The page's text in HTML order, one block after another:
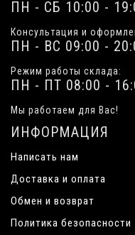
ПН - СБ 10:00 -
Консультация и
ПН - ВС 09:00 -
Режим работы склада:
ПН - ПТ 08:00 -
Мы работаем для Вас!
ИНФОРМАЦИЯ
Написать нам
Доставка и оплата
Обмен и возврат
Политика безопасности